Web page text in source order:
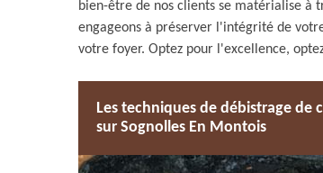
bien-être de nos clients se matérialise à
engageons à préserver l'intégrité de
votre foyer. Optez pour l'excellence,
Les techniques de débistrage de
sur Sognolles En Montois